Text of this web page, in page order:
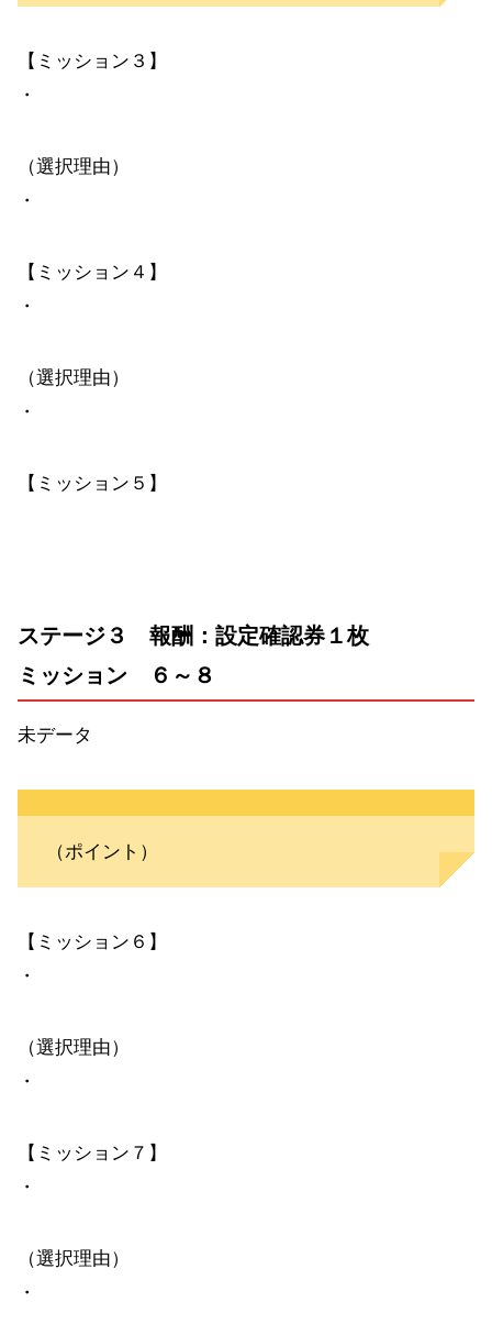
【ミッション３】
・
（選択理由）
・
【ミッション４】
・
（選択理由）
・
【ミッション５】
ステージ３ 報酬：設定確認券１枚
ミッション ６～８
未データ
（ポイント）
【ミッション６】
・
（選択理由）
・
【ミッション７】
・
（選択理由）
・